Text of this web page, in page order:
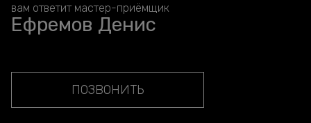
вам ответит мастер-приёмщик
Ефремов Денис
ПОЗВОНИТЬ